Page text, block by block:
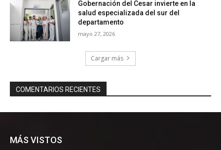
MÁS VISTOS